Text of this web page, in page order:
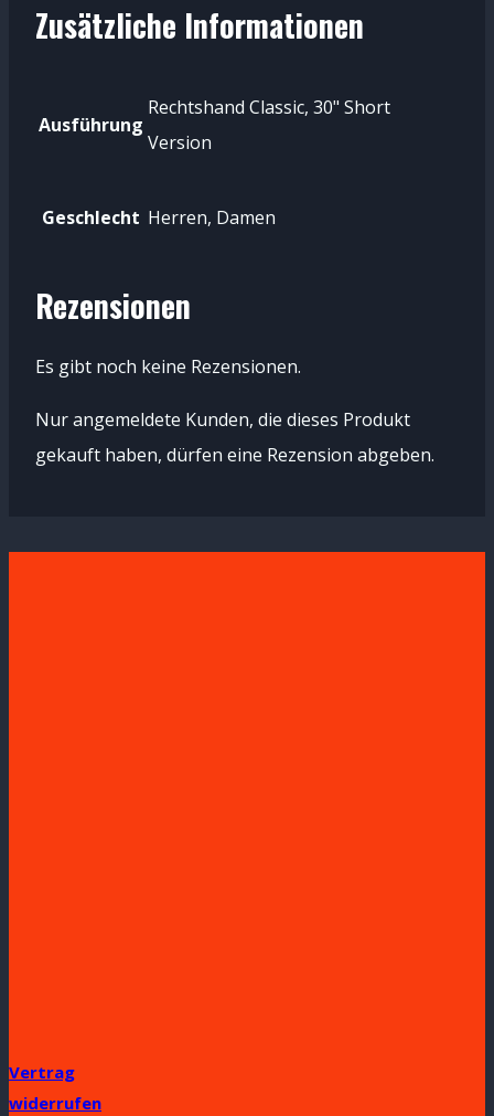
Zusätzliche Informationen
Ausführung
Rechtshand Classic, 30" Short
Version
Geschlecht Herren, Damen
Rezensionen
Es gibt noch keine Rezensionen.
Nur angemeldete Kunden, die dieses Produkt
gekauft haben, dürfen eine Rezension abgeben.
Vertrag
widerrufen